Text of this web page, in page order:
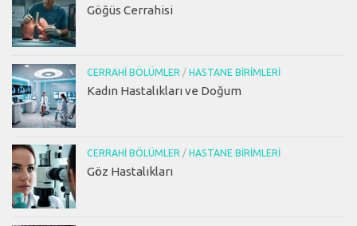
Göğüs Cerrahisi
CERRAHI BÖLÜMLER / HASTANE BIRIMLERI
Kadın Hastalıkları ve Doğum
CERRAHI BÖLÜMLER / HASTANE BIRIMLERI
Göz Hastalıkları